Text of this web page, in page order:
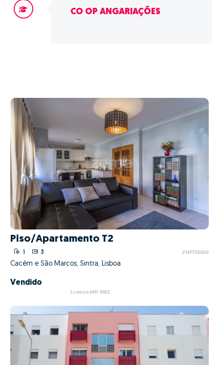
CO OP ANGARIAÇÕES
Piso/Apartamento T2
1 3 ZMPT551569
Cacém e São Marcos, Sintra, Lisboa
Vendido
Licencia AMI 4662